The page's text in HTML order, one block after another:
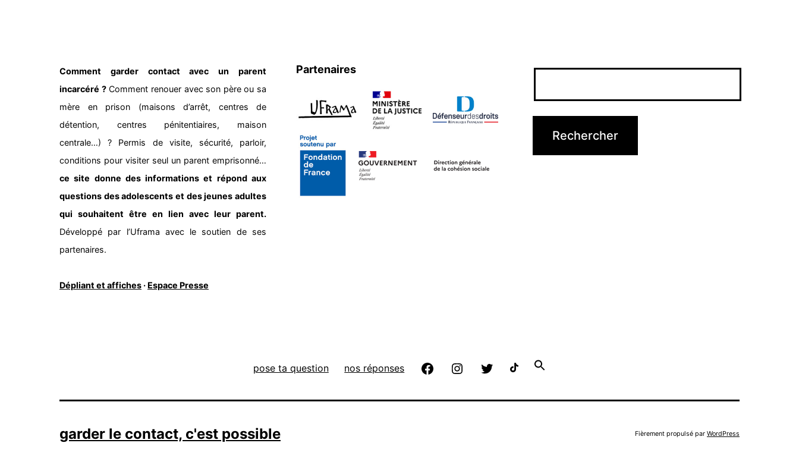
Comment garder contact avec un parent
incarcéré ?Comment renouer avec son père ou sa
mère en prison (maisons d’arrêt, centres de
détention, centres pénitentiaires, maison
centrale…) ? Permis de visite, sécurité, parloir,
conditions pour visiter seul un parent emprisonné…
ce site donne des informations et répond aux
questions des adolescents et des jeunes adultes
qui souhaitent être en lien avec leur parent.
Développé par l’Uframa avec le soutien de ses
partenaires.
Dépliant et affiches · Espace Presse
Partenaires
pose ta question nos réponses
garder le contact, c'est possible Fièrement propulsé par WordPress